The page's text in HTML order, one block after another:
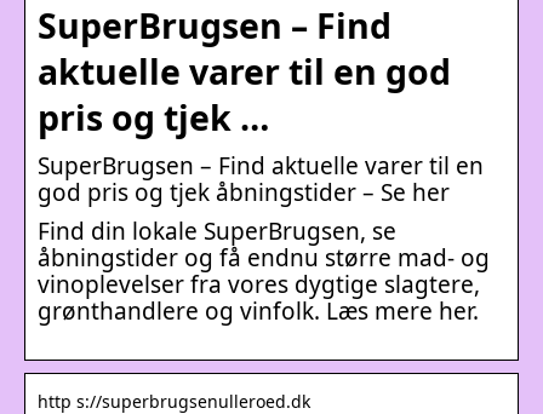
SuperBrugsen – Find
aktuelle varer til en god
pris og tjek …
SuperBrugsen – Find aktuelle varer til en
god pris og tjek åbningstider – Se her
Find din lokale SuperBrugsen, se
åbningstider og få endnu større mad- og
vinoplevelser fra vores dygtige slagtere,
grønthandlere og vinfolk. Læs mere her.
http s://superbrugsenulleroed.dk